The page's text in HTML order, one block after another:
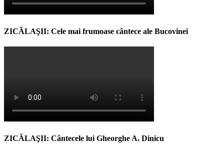
ZICĂLAŞII: Cele mai frumoase cântece ale Bucovinei
ZICĂLAŞII: Cântecele lui Gheorghe A. Dinicu